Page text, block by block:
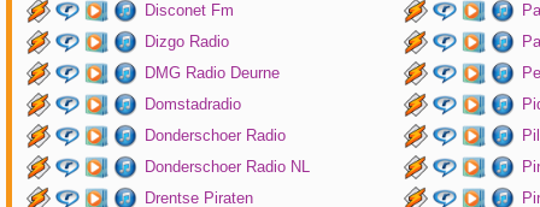
Disconet Fm
Dizgo Radio
DMG Radio Deurne
Domstadradio
Donderschoer Radio
Donderschoer Radio NL
Drentse Piraten